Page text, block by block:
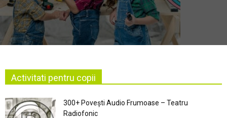
Activitati pentru copii
300+ Povești Audio Frumoase – Teatru
Radiofonic